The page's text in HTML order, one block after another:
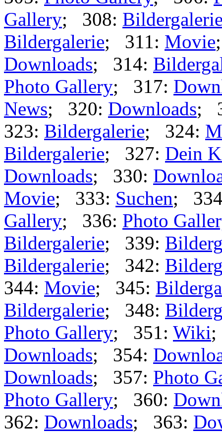
Gallery; 308:
Bildergalerie; 311: Movie
Downloads; 314:
Photo Gallery; 317:
News; 320: Downloads;
323: Bildergalerie; 324:
Bildergalerie; 327: Dein
Downloads; 330:
Movie; 333: Suchen;
Gallery; 336: Photo
Bildergalerie; 339:
Bildergalerie; 342:
344: Movie; 345:
Bildergalerie; 348:
Photo Gallery; 351: Wiki
Downloads; 354:
Downloads; 357: Photo
Photo Gallery; 360:
362: Downloads; 363: